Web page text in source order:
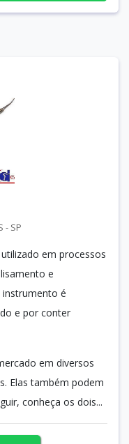
- SP
em processos
e
instrumento é
e por conter
em diversos
Elas também podem
conheça os dois...